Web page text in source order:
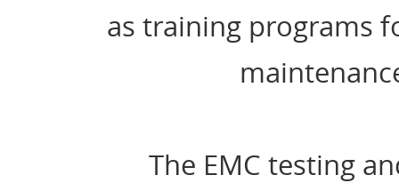
as training programs
The EMC testing